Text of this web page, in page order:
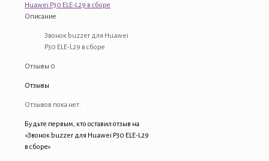
Huawei P30 ELE-L29 в сборе
Описание
Звонок buzzer для Huawei
P30 ELE-L29 в сборе
Отзывы 0
Отзывы
Отзывов пока нет.
Будьте первым, кто оставил отзыв на
«Звонок buzzer для Huawei P30 ELE-L29
в сборе»